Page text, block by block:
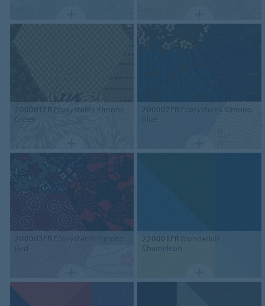
200001FR Ecosystems Kimono
Green
200002FR Ecosystems Kimono
Blue
200003FR Ecosystems Kimono
Red
220001FR Wonderlab
Chameleon